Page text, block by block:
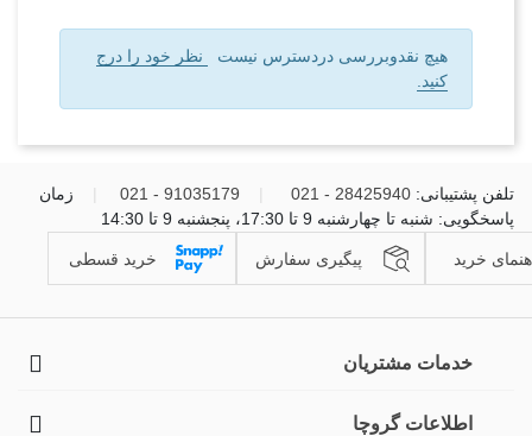
هیچ نقدوبررسی دردسترس نیست
نظر خود را درج
کنید.
تلفن پشتیبانی: 28425940 - 021
91035179 - 021
زمان
پاسخگویی: شنبه تا چهارشنبه 9 تا 17:30، پنجشنبه 9 تا 14:30
خرید پیگیری سفارش خرید قسطی
خدمات مشتریان
اطلاعات گروچا